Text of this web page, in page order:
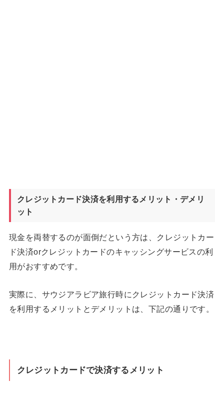
クレジットカード決済を利用するメリット・デメリ
ット
現金を両替するのが面倒だという方は、クレジットカー
ド決済orクレジットカードのキャッシングサービスの利
用がおすすめです。
実際に、サウジアラビア旅行時にクレジットカード決済
を利用するメリットとデメリットは、下記の通りです。
クレジットカードで決済するメリット